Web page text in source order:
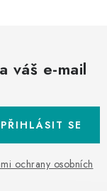
váš e-mail
ochrany osobních
PŘIHLÁSIT SE